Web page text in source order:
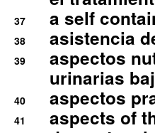
37 a self
38 asistencia
39
aspectos
urinarias
40 aspectos
41
aspects of